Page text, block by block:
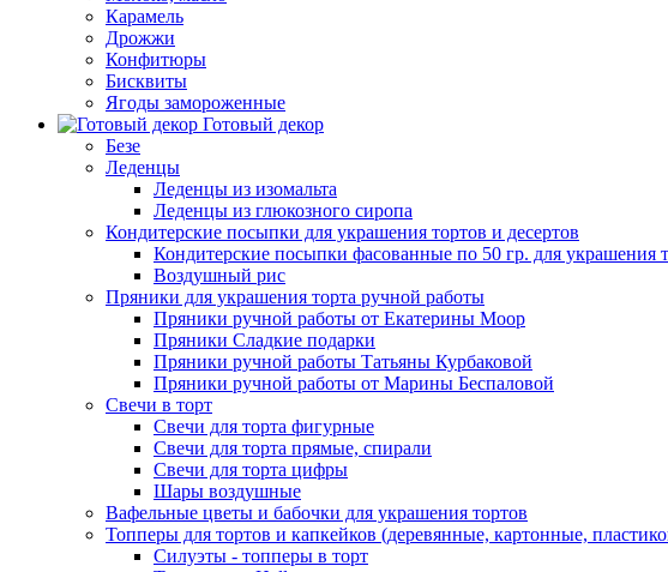
Карамель
Дрожжи
Конфитюры
Бисквиты
Ягоды замороженные
Готовый декор
Безе
Леденцы
Леденцы из изомальта
Леденцы из глюкозного сиропа
Кондитерские посыпки для украшения тортов и десертов
Кондитерские посыпки фасованные по 50 гр. для украшения
Воздушный рис
Пряники для украшения торта ручной работы
Пряники ручной работы от Екатерины Моор
Пряники Сладкие подарки
Пряники ручной работы Татьяны Курбаковой
Пряники ручной работы от Марины Беспаловой
Свечи в торт
Свечи для торта фигурные
Свечи для торта прямые, спирали
Свечи для торта цифры
Шары воздушные
Вафельные цветы и бабочки для украшения тортов
Топперы для тортов и капкейков (деревянные, картонные,
Силуэты - топперы в торт